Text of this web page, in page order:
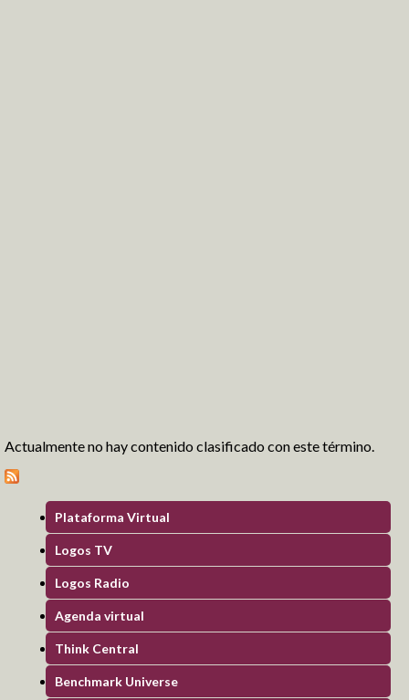
Fantasy Readers Land
My first stories
My first letters
Amamos la lectura
Mis primeros cuentos
Mis primeras letras
Léeme un cuento
Mis primeros números
Blog Virtualeducando
Taller de lectura
Talentos Matemáticos
Blog Air Children
Actualmente no hay contenido clasificado con este término.
Plataforma Virtual
Logos TV
Logos Radio
Agenda virtual
Think Central
Benchmark Universe